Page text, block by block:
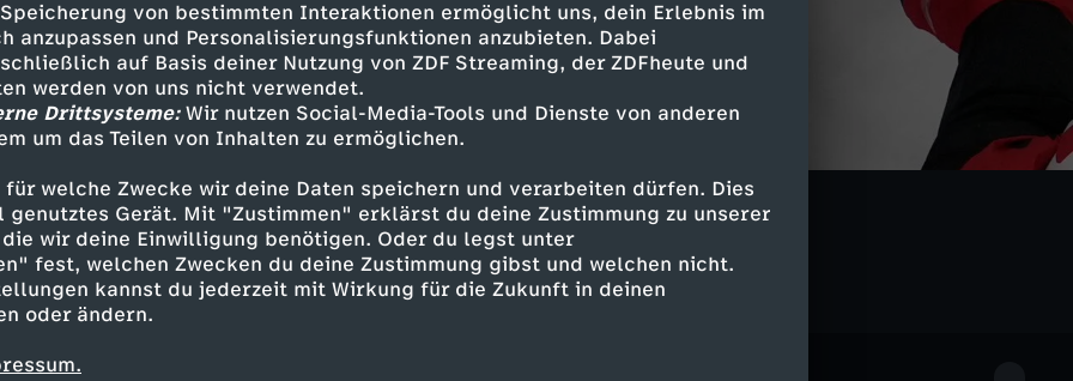
von bestimmten Interaktionen ermöglicht uns, dein Erlebnis im
anzupassen und Personalisierungsfunktionen anzubieten. Dabei
auf Basis deiner Nutzung von ZDF Streaming, der ZDFheute und
werden von uns nicht verwendet.
Drittsysteme:Wir nutzen Social-Media-Tools und Dienste von anderen
um das Teilen von Inhalten zu ermöglichen.
für welche Zwecke wir deine Daten speichern und verarbeiten dürfen. Dies
Gerät. Mit "Zustimmen" erklärst du deine Zustimmung zu unserer
wir deine Einwilligung benötigen. Oder du legst unter
fest, welchen Zwecken du deine Zustimmung gibst und welchen nicht.
kannst du jederzeit mit Wirkung für die Zukunft in deinen
oder ändern.
unterhaltsam Olympia 2026